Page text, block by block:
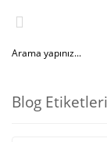
Blog Etiketleri